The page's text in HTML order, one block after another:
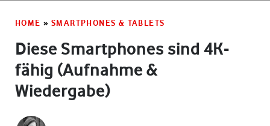
HOME » SMARTPHONES & TABLETS
Diese Smartphones sind 4K-
fähig (Aufnahme &
Wiedergabe)